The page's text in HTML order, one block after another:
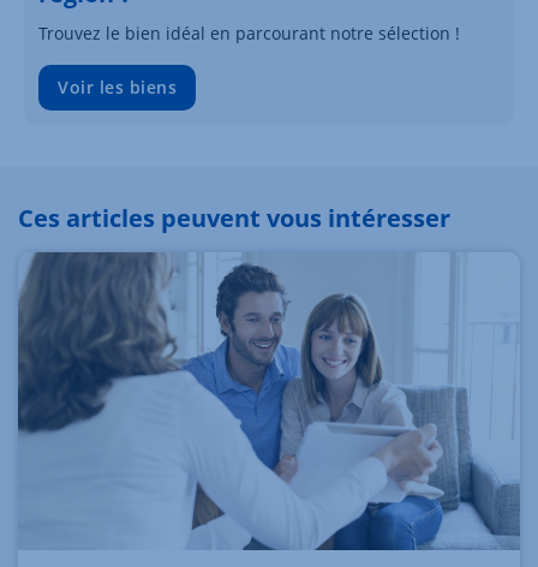
Trouvez le bien idéal en parcourant notre sélection !
Voir les biens
Ces articles peuvent vous intéresser